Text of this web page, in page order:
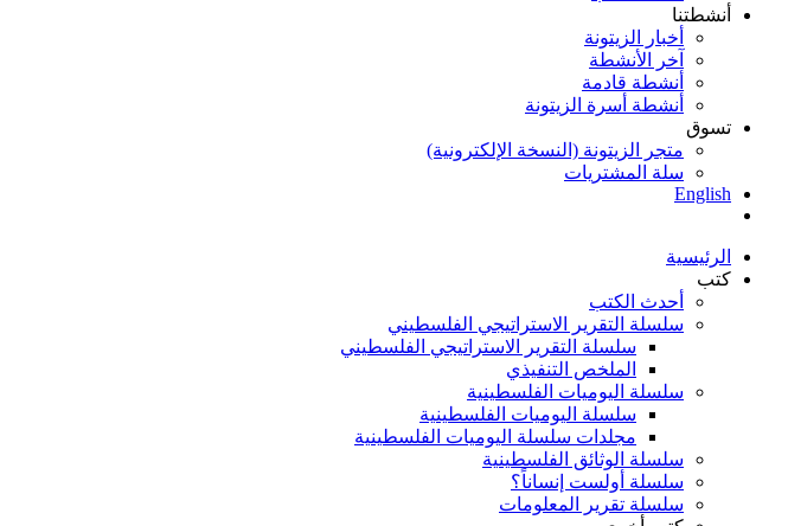
أنشطتنا
أخبار الزيتونة
آخر الأنشطة
أنشطة قادمة
أنشطة أسرة الزيتونة
تسوق
متجر الزيتونة (النسخة الإلكترونية)
سلة المشتريات
English
الرئيسية
كتب
أحدث الكتب
سلسلة التقرير الاستراتيجي الفلسطيني
سلسلة التقرير الاستراتيجي الفلسطيني
الملخص التنفيذي
سلسلة اليوميات الفلسطينية
سلسلة اليوميات الفلسطينية
مجلدات سلسلة اليوميات الفلسطينية
سلسلة الوثائق الفلسطينية
سلسلة أولست إنساناً؟
سلسلة تقرير المعلومات